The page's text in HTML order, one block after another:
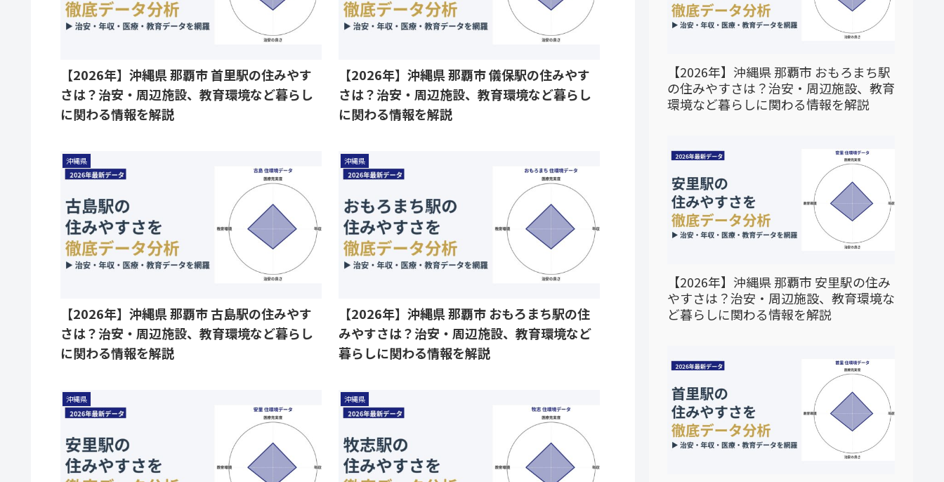
【2026年】沖縄県 那覇市 首里駅の住みやす
さは？治安・周辺施設、教育環境など暮らし
に関わる情報を解説
【2026年】沖縄県 那覇市 儀保駅の住みやす
さは？治安・周辺施設、教育環境など暮らし
に関わる情報を解説
沖縄県
【2026年】沖縄県 那覇市 古島駅の住みやす
さは？治安・周辺施設、教育環境など暮らし
に関わる情報を解説
沖縄県
【2026年】沖縄県 那覇市 おもろまち駅の住
みやすさは？治安・周辺施設、教育環境など
暮らしに関わる情報を解説
沖縄県 沖縄県
【2026年】沖縄県 那覇市 おもろまち駅
の住みやすさは？治安・周辺施設、教育
環境など暮らしに関わる情報を解説
【2026年】沖縄県 那覇市 安里駅の住み
やすさは？治安・周辺施設、教育環境な
ど暮らしに関わる情報を解説